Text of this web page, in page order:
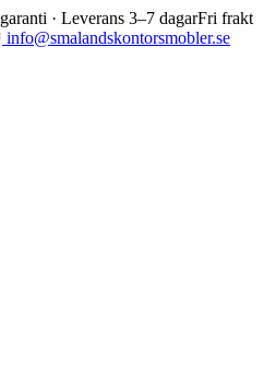
· Leverans 3–7 dagarFri frakt
info@smalandskontorsmobler.se